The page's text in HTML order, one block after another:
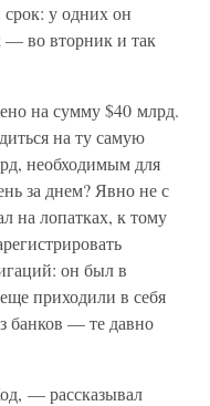
у одних он
— во вторник и так
на сумму $40 млрд.
на ту самую
необходимым для
за днем? Явно не с
на лопатках, к тому
он был в
приходили в себя
банков — те давно
— рассказывал